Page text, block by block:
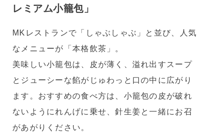
レミアム小籠包」
MKレストランで「しゃぶしゃぶ」と並び、人気
なメニューが「本格飲茶」。
美味しい小籠包は、皮が薄く、溢れ出すスープ
とジューシーな餡がじゅわっと口の中に広がり
ます。おすすめの食べ方は、小籠包の皮が破れ
ないようにれんげに乗せ、針生姜と一緒にお召
があがりください。